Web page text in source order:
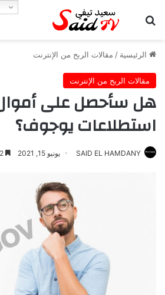
بحث عن
الرئيسية / مقالات الربح من الإنترنت
مقالات الربح من الإنترنت
هل سأحصل على
استطلاعات يوجوف؟
SAID EL HAMDANY يونيو 15, 2021